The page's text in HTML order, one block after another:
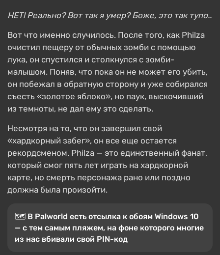
НЕТ! Реально? Вот так я умер? Боже, это так тупо..
Вот что именно случилось. После того, как Philza
очистил пещеру от обычных зомби с помощью
лука, он спустился и столкнулся с зомби-
малышом. Поняв, что пока он не может его убить,
он побежал в обратную сторону и уже собирался
съесть «золотое яблоко», но паук, выскочивший
из темноты, не дал ему это сделать.
Несмотря на то, что он завершил свой
«хардкорный забег», он все еще остается
рекордсменом. Philza — это единственный фанат,
который смог пять лет играть на хардкорной
карте, но смерть персонажа рано или поздно
должна была произойти.
🗺 В Palworld есть отсылка к обоям Windows 10
— с тем самым пляжем, на фоне которого многие
из нас вбивали свой PIN-код